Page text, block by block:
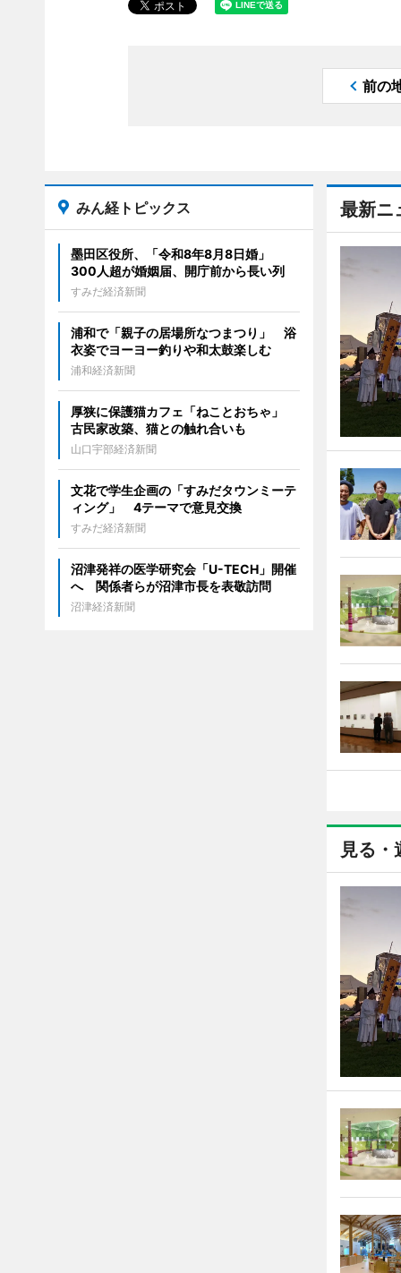
前の
最新ニ
見る・
みん経トピックス
墨田区役所、「令和8年8月8日婚」
300人超が婚姻届、開庁前から長い列
すみだ経済新聞
浦和で「親子の居場所なつまつり」 浴
衣姿でヨーヨー釣りや和太鼓楽しむ
浦和経済新聞
厚狭に保護猫カフェ「ねことおちゃ」
古民家改築、猫との触れ合いも
山口宇部経済新聞
文花で学生企画の「すみだタウンミーテ
ィング」 4テーマで意見交換
すみだ経済新聞
沼津発祥の医学研究会「U-TECH」開催
へ 関係者らが沼津市長を表敬訪問
沼津経済新聞